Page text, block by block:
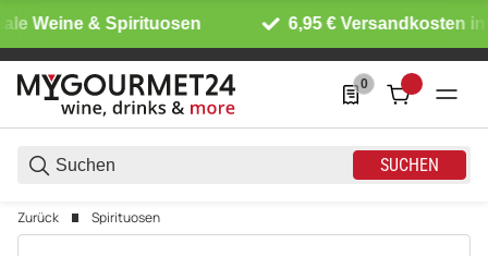
Weine & Spirituosen 6,95 € Versandkosten
SUCHEN
0
0 Produkte in der
Zurück Spirituosen